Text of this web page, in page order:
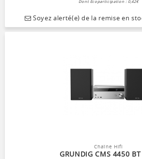
Dont Ecoparticipation : 0,42€
Soyez alerté(e) de la remise en
Chaîne Hifi
GRUNDIG CMS 4450